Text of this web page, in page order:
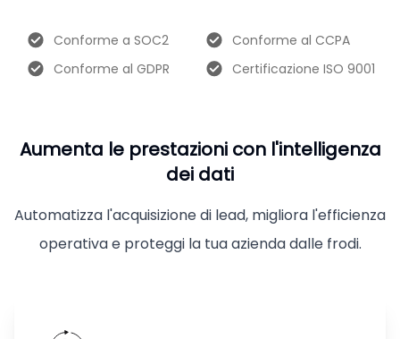
Conforme a SOC2
Conforme al CCPA
Conforme al GDPR
Certificazione ISO 9001
Aumenta le prestazioni con l'intelligenza
dei dati
Automatizza l'acquisizione di lead, migliora l'efficienza
operativa e proteggi la tua azienda dalle frodi.